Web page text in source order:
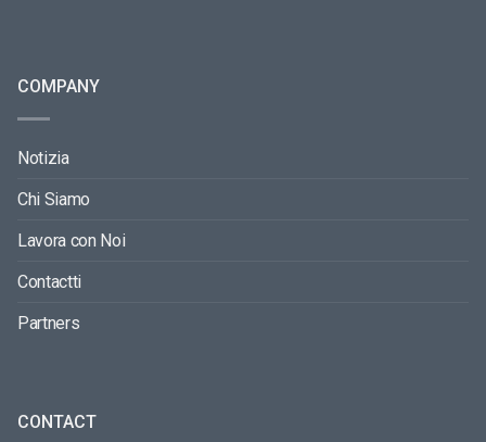
COMPANY
Notizia
Chi Siamo
Lavora con Noi
Contactti
Partners
CONTACT